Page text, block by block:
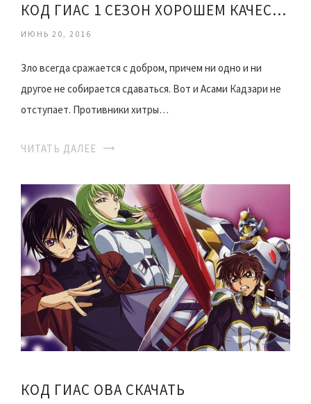
КОД ГИАС 1 СЕЗОН ХОРОШЕМ КАЧЕСТВЕ
ИЮНЬ 20, 2016
Зло всегда сражается с добром, причем ни одно и ни
другое не собирается сдаваться. Вот и Асами Кадзари не
отступает. Противники хитры…
ЧИТАТЬ ДАЛЕЕ
КОД ГИАС ОВА СКАЧАТЬ